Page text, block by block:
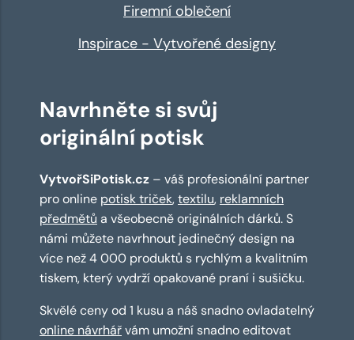
Firemní oblečení
Inspirace - Vytvořené designy
Navrhněte si svůj
originální potisk
VytvořSiPotisk.cz – váš profesionální partner
pro online potisk triček,textilu, reklamních
předmětů a všeobecně originálních dárků. S
námi můžete navrhnout jedinečný design na
více než 4 000 produktů s rychlým a kvalitním
tiskem, který vydrží opakované praní i sušičku.
Skvělé ceny od 1 kusu a náš snadno ovladatelný
online návrhářvám umožní snadno editovat